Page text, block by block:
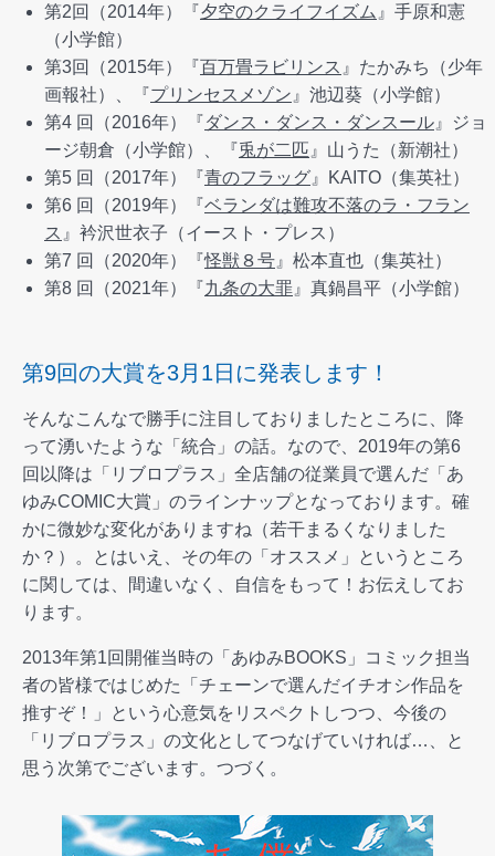
第2回（2014年）『夕空のクライフイズム 』手原和憲
（小学館）
第3回（2015年）『百万畳ラビリンス 』たかみち（少年
画報社）、『プリンセスメゾン 』池辺葵（小学館）
第4 回（2016年）『ダンス・ダンス・ダンスール 』ジョ
ージ朝倉（小学館）、『兎が二匹 』山うた（新潮社）
第5 回（2017年）『青のフラッグ 』KAITO（集英社）
第6 回（2019年）『ベランダは難攻不落のラ・フラン
ス 』衿沢世衣子（イースト・プレス）
第7 回（2020年）『怪獣８号 』松本直也（集英社）
第8 回（2021年）『九条の大罪 』真鍋昌平（小学館）
第9回の大賞を3月1日に発表します！
そんなこんなで勝手に注目しておりましたところに、降
って湧いたような「統合」の話。なので、2019年の第6
回以降は「リブロプラス」全店舗の従業員で選んだ「あ
ゆみCOMIC大賞」のラインナップとなっております。確
かに微妙な変化がありますね（若干まるくなりました
か？）。とはいえ、その年の「オススメ」というところ
に関しては、間違いなく、自信をもって！お伝えしてお
ります。
2013年第1回開催当時の「あゆみBOOKS」コミック担当
者の皆様ではじめた「チェーンで選んだイチオシ作品を
推すぞ！」という心意気をリスペクトしつつ、今後の
「リブロプラス」の文化としてつなげていければ…、と
思う次第でございます。つづく。